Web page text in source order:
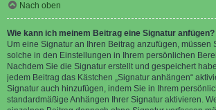
Nach oben
Wie kann ich meinem Beitrag eine Signatur anfügen?
Um eine Signatur an Ihren Beitrag anzufügen, müssen
solche in den Einstellungen in Ihrem persönlichen
Nachdem Sie die Signatur erstellt und gespeichert
jedem Beitrag das Kästchen „Signatur anhängen“
Signatur auch hinzufügen, indem Sie in Ihrem
standardmäßige Anhängen Ihrer Signatur aktivieren.